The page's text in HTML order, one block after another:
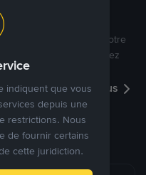
vous
et de vendre à votre
existantes, ou créez
vos propres prix.
Voir plus
indiquent que vous
depuis une
restrictions. Nous
de fournir certains
cette juridiction.